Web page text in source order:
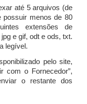
até 5 arquivos (de
possuir menos de 80
extensões de
e gif, odt e ods, txt.
legível.
pelo site,
com o Fornecedor”,
o restante dos